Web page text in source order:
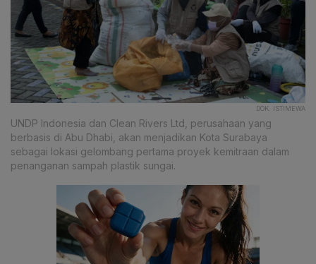
DOK. ISTIMEWA
UNDP Indonesia dan Clean Rivers Ltd, perusahaan yang
berbasis di Abu Dhabi, akan menjadikan Kota Surabaya
sebagai lokasi gelombang pertama proyek kemitraan dalam
penanganan sampah plastik sungai.